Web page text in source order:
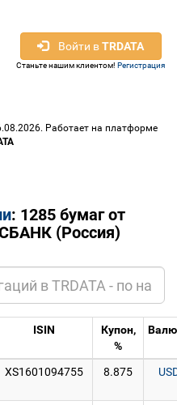
Войти вTRDATA
Станьте нашим клиентом! Регистрация
Работает на платформе
: 1285 бумаг от
(Россия)
ISIN
Купон,
%
XS1601094755 8.875